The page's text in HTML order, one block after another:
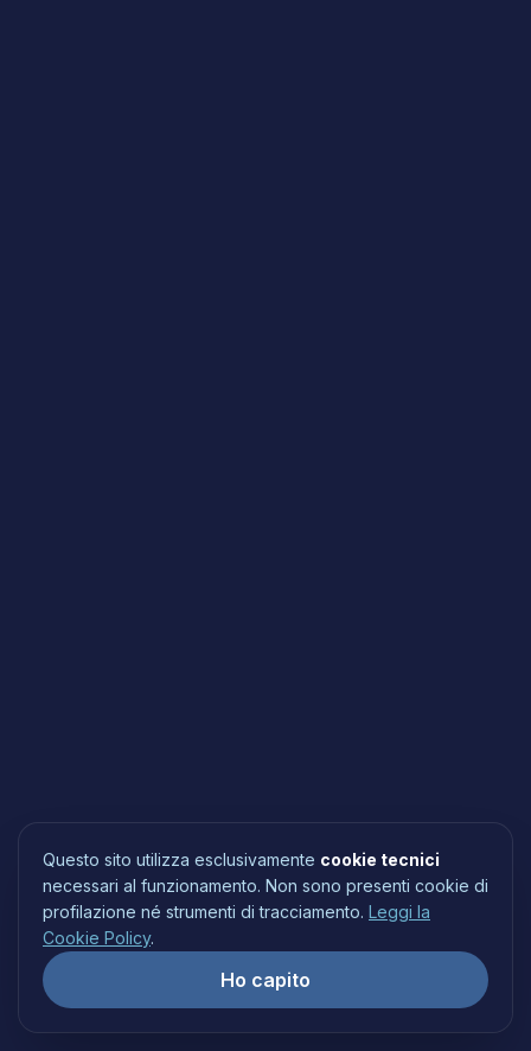
Questo sito utilizza esclusivamente cookie tecnici
necessari al funzionamento. Non sono presenti cookie di
profilazione né strumenti di tracciamento. Leggi la
Cookie Policy.
Ho capito